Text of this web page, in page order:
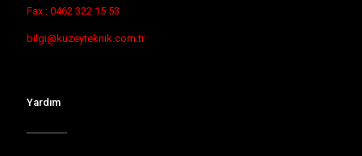
Fax : 0462 322 15 53
bilgi@kuzeyteknik.com.tr
Yardım